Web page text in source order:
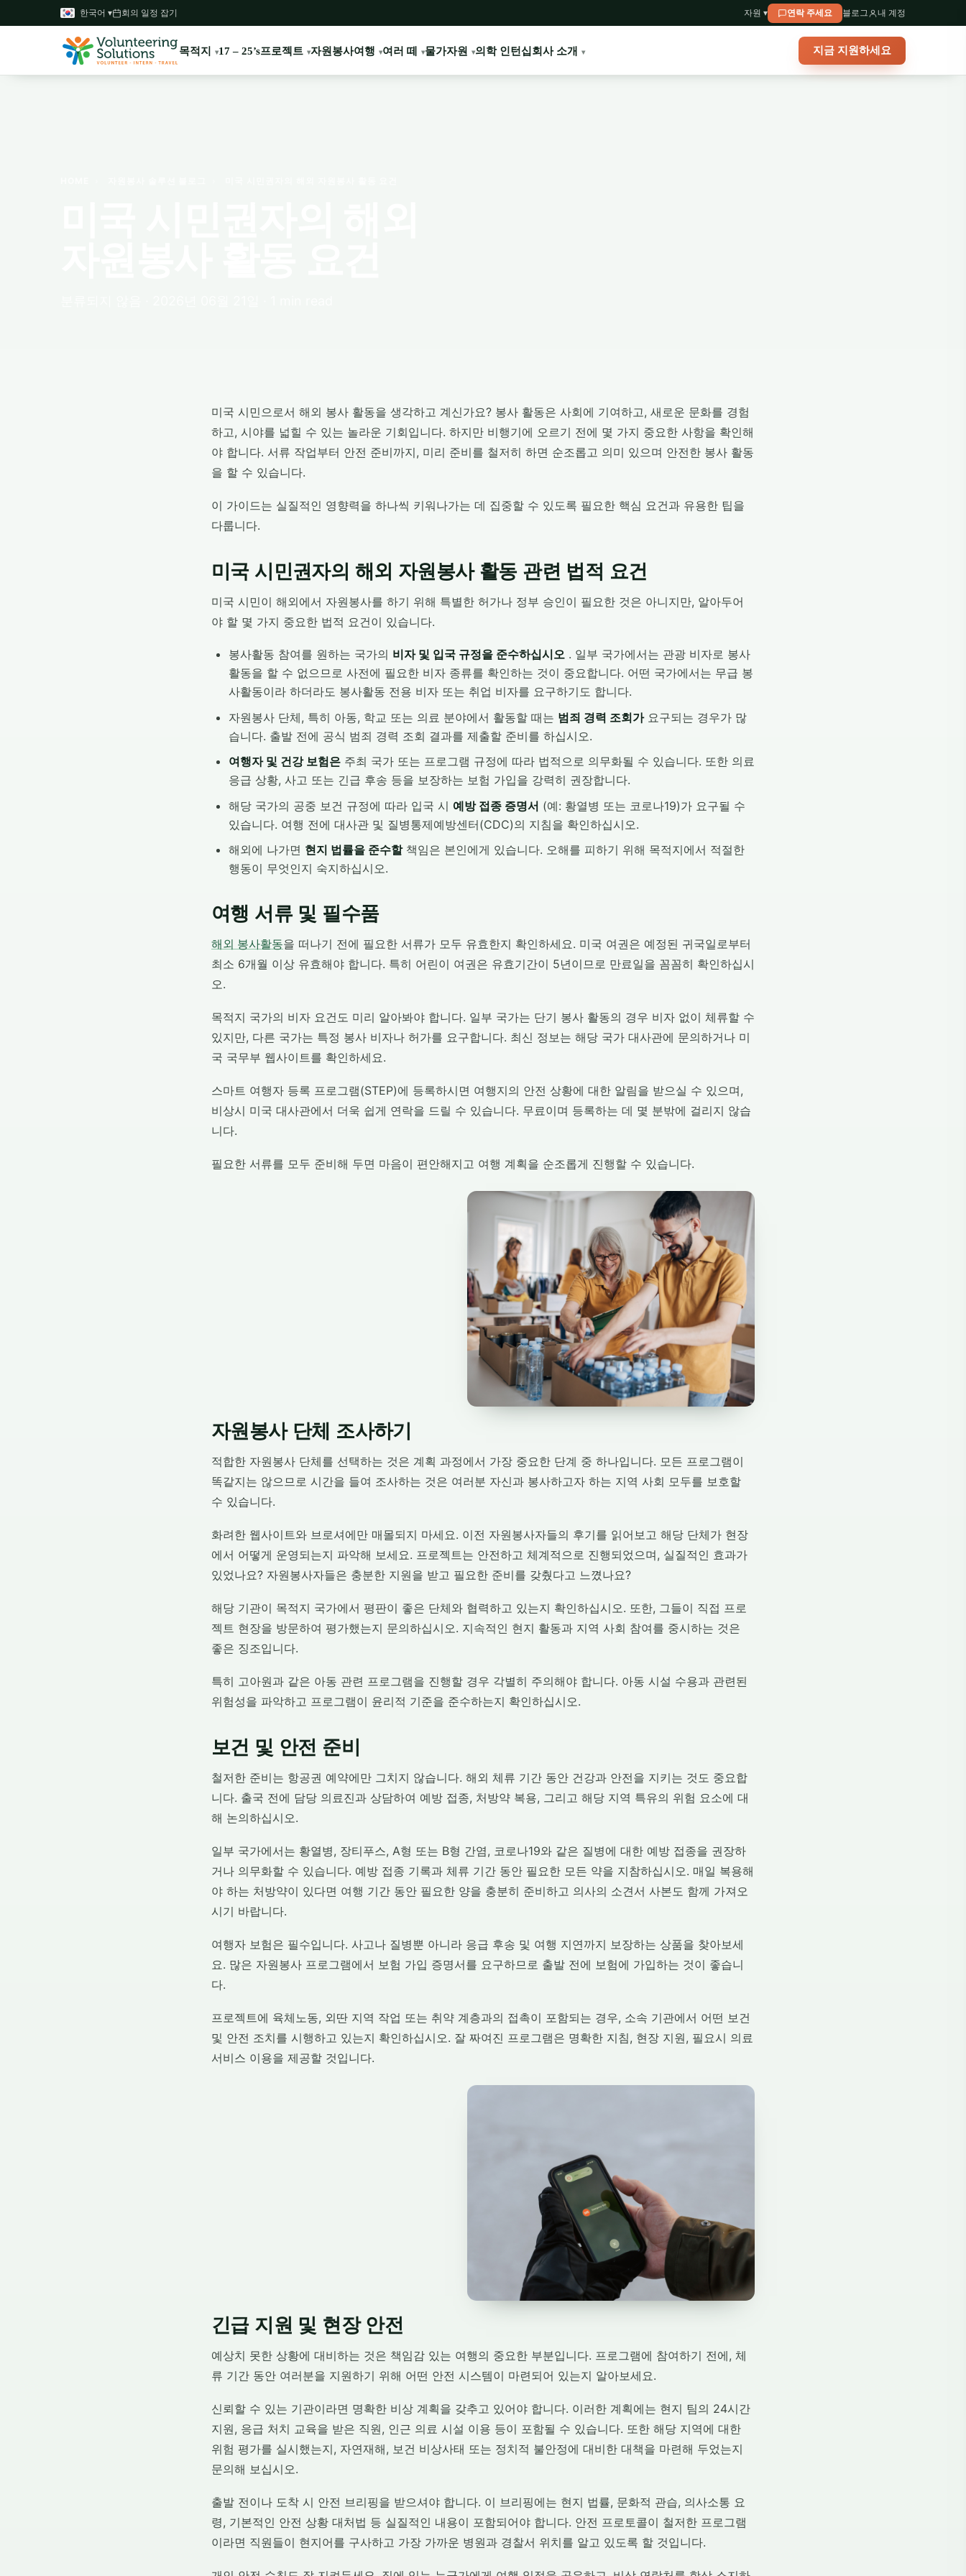
한국어 ▾ 회의 일정 잡기 자원 ▾ 연락 주세요 블로그 내 계정
목적지 17 – 25’s프로젝트 자원봉사여행 여러 떼 물가자원 의학 인턴십회사 소개 지금 지원하세요
미국 시민으로서 해외 봉사 활동을 생각하고 계신가요? 봉사 활동은 사회에 기여하고, 새로운 문화를 경험
하고, 시야를 넓힐 수 있는 놀라운 기회입니다. 하지만 비행기에 오르기 전에 몇 가지 중요한 사항을 확인해
야 합니다. 서류 작업부터 안전 준비까지, 미리 준비를 철저히 하면 순조롭고 의미 있으며 안전한 봉사 활동
을 할 수 있습니다.
이 가이드는 실질적인 영향력을 하나씩 키워나가는 데 집중할 수 있도록 필요한 핵심 요건과 유용한 팁을
다룹니다.
미국 시민권자의 해외 자원봉사 활동 관련 법적 요건
미국 시민이 해외에서 자원봉사를 하기 위해 특별한 허가나 정부 승인이 필요한 것은 아니지만, 알아두어
야 할 몇 가지 중요한 법적 요건이 있습니다.
봉사활동 참여를 원하는 국가의 비자 및 입국 규정을 준수하십시오 . 일부 국가에서는 관광 비자로 봉사
활동을 할 수 없으므로 사전에 필요한 비자 종류를 확인하는 것이 중요합니다. 어떤 국가에서는 무급 봉
사활동이라 하더라도 봉사활동 전용 비자 또는 취업 비자를 요구하기도 합니다.
자원봉사 단체, 특히 아동, 학교 또는 의료 분야에서 활동할 때는 범죄 경력 조회가요구되는 경우가 많
습니다. 출발 전에 공식 범죄 경력 조회 결과를 제출할 준비를 하십시오.
여행자 및 건강 보험은 주최 국가 또는 프로그램 규정에 따라 법적으로 의무화될 수 있습니다. 또한 의료
응급 상황, 사고 또는 긴급 후송 등을 보장하는 보험 가입을 강력히 권장합니다.
해당 국가의 공중 보건 규정에 따라 입국 시 예방 접종 증명서 (예: 황열병 또는 코로나19)가 요구될 수
있습니다. 여행 전에 대사관 및 질병통제예방센터(CDC)의 지침을 확인하십시오.
해외에 나가면 현지 법률을 준수할책임은 본인에게 있습니다. 오해를 피하기 위해 목적지에서 적절한
행동이 무엇인지 숙지하십시오.
여행 서류 및 필수품
해외 봉사활동을 떠나기 전에 필요한 서류가 모두 유효한지 확인하세요. 미국 여권은 예정된 귀국일로부터
최소 6개월 이상 유효해야 합니다. 특히 어린이 여권은 유효기간이 5년이므로 만료일을 꼼꼼히 확인하십시
오.
목적지 국가의 비자 요건도 미리 알아봐야 합니다. 일부 국가는 단기 봉사 활동의 경우 비자 없이 체류할 수
있지만, 다른 국가는 특정 봉사 비자나 허가를 요구합니다. 최신 정보는 해당 국가 대사관에 문의하거나 미
국 국무부 웹사이트를 확인하세요.
스마트 여행자 등록 프로그램(STEP)에 등록하시면 여행지의 안전 상황에 대한 알림을 받으실 수 있으며,
비상시 미국 대사관에서 더욱 쉽게 연락을 드릴 수 있습니다. 무료이며 등록하는 데 몇 분밖에 걸리지 않습
니다.
필요한 서류를 모두 준비해 두면 마음이 편안해지고 여행 계획을 순조롭게 진행할 수 있습니다.
자원봉사 단체 조사하기
적합한 자원봉사 단체를 선택하는 것은 계획 과정에서 가장 중요한 단계 중 하나입니다. 모든 프로그램이
똑같지는 않으므로 시간을 들여 조사하는 것은 여러분 자신과 봉사하고자 하는 지역 사회 모두를 보호할
수 있습니다.
화려한 웹사이트와 브로셔에만 매몰되지 마세요. 이전 자원봉사자들의 후기를 읽어보고 해당 단체가 현장
에서 어떻게 운영되는지 파악해 보세요. 프로젝트는 안전하고 체계적으로 진행되었으며, 실질적인 효과가
있었나요? 자원봉사자들은 충분한 지원을 받고 필요한 준비를 갖췄다고 느꼈나요?
해당 기관이 목적지 국가에서 평판이 좋은 단체와 협력하고 있는지 확인하십시오. 또한, 그들이 직접 프로
젝트 현장을 방문하여 평가했는지 문의하십시오. 지속적인 현지 활동과 지역 사회 참여를 중시하는 것은
좋은 징조입니다.
특히 고아원과 같은 아동 관련 프로그램을 진행할 경우 각별히 주의해야 합니다. 아동 시설 수용과 관련된
위험성을 파악하고 프로그램이 윤리적 기준을 준수하는지 확인하십시오.
보건 및 안전 준비
철저한 준비는 항공권 예약에만 그치지 않습니다. 해외 체류 기간 동안 건강과 안전을 지키는 것도 중요합
니다. 출국 전에 담당 의료진과 상담하여 예방 접종, 처방약 복용, 그리고 해당 지역 특유의 위험 요소에 대
해 논의하십시오.
일부 국가에서는 황열병, 장티푸스, A형 또는 B형 간염, 코로나19와 같은 질병에 대한 예방 접종을 권장하
거나 의무화할 수 있습니다. 예방 접종 기록과 체류 기간 동안 필요한 모든 약을 지참하십시오. 매일 복용해
야 하는 처방약이 있다면 여행 기간 동안 필요한 양을 충분히 준비하고 의사의 소견서 사본도 함께 가져오
시기 바랍니다.
여행자 보험은 필수입니다. 사고나 질병뿐 아니라 응급 후송 및 여행 지연까지 보장하는 상품을 찾아보세
요. 많은 자원봉사 프로그램에서 보험 가입 증명서를 요구하므로 출발 전에 보험에 가입하는 것이 좋습니
다.
프로젝트에 육체노동, 외딴 지역 작업 또는 취약 계층과의 접촉이 포함되는 경우, 소속 기관에서 어떤 보건
및 안전 조치를 시행하고 있는지 확인하십시오. 잘 짜여진 프로그램은 명확한 지침, 현장 지원, 필요시 의료
서비스 이용을 제공할 것입니다.
긴급 지원 및 현장 안전
예상치 못한 상황에 대비하는 것은 책임감 있는 여행의 중요한 부분입니다. 프로그램에 참여하기 전에, 체
류 기간 동안 여러분을 지원하기 위해 어떤 안전 시스템이 마련되어 있는지 알아보세요.
신뢰할 수 있는 기관이라면 명확한 비상 계획을 갖추고 있어야 합니다. 이러한 계획에는 현지 팀의 24시간
지원, 응급 처치 교육을 받은 직원, 인근 의료 시설 이용 등이 포함될 수 있습니다. 또한 해당 지역에 대한
위험 평가를 실시했는지, 자연재해, 보건 비상사태 또는 정치적 불안정에 대비한 대책을 마련해 두었는지
문의해 보십시오.
출발 전이나 도착 시 안전 브리핑을 받으셔야 합니다. 이 브리핑에는 현지 법률, 문화적 관습, 의사소통 요
령, 기본적인 안전 상황 대처법 등 실질적인 내용이 포함되어야 합니다. 안전 프로토콜이 철저한 프로그램
이라면 직원들이 현지어를 구사하고 가장 가까운 병원과 경찰서 위치를 알고 있도록 할 것입니다.